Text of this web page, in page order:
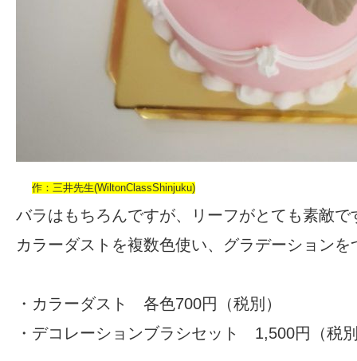
作：三井先生(WiltonClassShinjuku)
バラはもちろんですが、リーフがとても素敵で
カラーダストを複数色使い、グラデーションを
・ カラーダスト
各色700円（税別）
・ デコレーションブラシセット 1,500円（税